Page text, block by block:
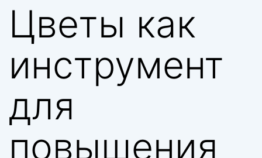
Цветы как
инструмент
для
повышения